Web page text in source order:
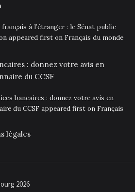
à l’étranger : le Sénat publie
appeared first on Français du monde
: donnez votre avis en
du CCSF
bancaires : donnez votre avis en
du CCSF appeared first on Français
légales
2026